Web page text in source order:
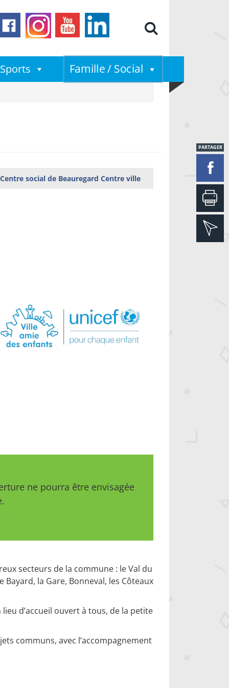
Sports Famille / Social
PARTAGER
Centre social de Beauregard Centre ville
ne pourra être envisagée
secteurs de la commune : le Val du
Bayard, la Gare, Bonneval, les Côteaux
d’accueil ouvert à tous, de la petite
communs, avec l’accompagnement